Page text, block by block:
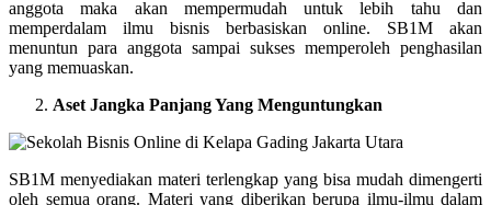
anggota maka akan mempermudah untuk lebih tahu dan
memperdalam ilmu bisnis berbasiskan online. SB1M akan
menuntun para anggota sampai sukses memperoleh penghasilan
yang memuaskan.
Aset Jangka Panjang Yang Menguntungkan
SB1M menyediakan materi terlengkap yang bisa mudah dimengerti
oleh semua orang. Materi yang diberikan berupa ilmu-ilmu dalam